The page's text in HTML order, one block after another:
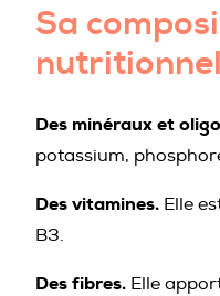
Sa
Des minéraux et
potassium,
Des vitamines. Elle
B3.
Des fibres. Elle